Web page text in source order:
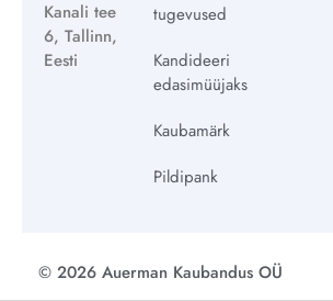
Kanali tee
6, Tallinn,
Eesti
tugevused
Kandideeri
edasimüüjaks
Kaubamärk
Pildipank
© 2026 Auerman Kaubandus OÜ